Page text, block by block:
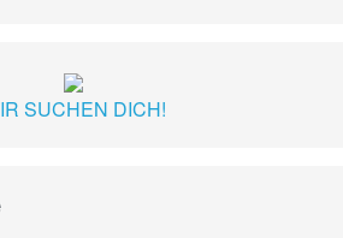
SUCHEN DICH!